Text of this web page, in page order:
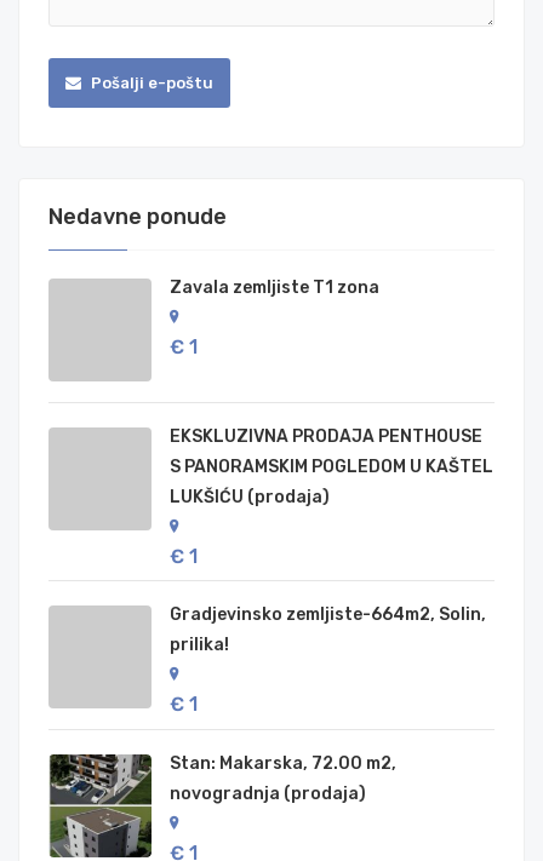
Pošalji e-poštu
Nedavne ponude
Zavala zemljiste T1 zona
€ 1
EKSKLUZIVNA PRODAJA PENTHOUSE
S PANORAMSKIM POGLEDOM U KAŠTEL
LUKŠIĆU (prodaja)
€ 1
Gradjevinsko zemljiste-664m2, Solin,
prilika!
€ 1
Stan: Makarska, 72.00 m2,
novogradnja (prodaja)
€ 1